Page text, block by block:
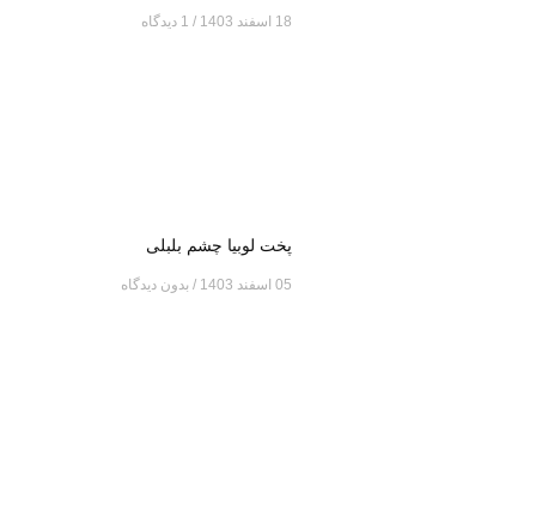
18 اسفند 1403
پخت لوبیا چشم بلبلی
05 اسفند 1403 بدون دیدگاه